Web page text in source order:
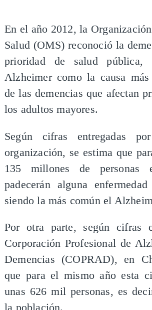
En el año 2012, la
Salud (OMS) reconoció la
prioridad de salud pública,
Alzheimer como la causa
de las demencias que afectan
los adultos mayores.
Según cifras entregadas
organización, se estima que
135 millones de personas
padecerán alguna
siendo la más común el
Por otra parte, según cifras
Corporación Profesional de
Demencias (COPRAD), en
que para el mismo año esta
unas 626 mil personas, es
la población.